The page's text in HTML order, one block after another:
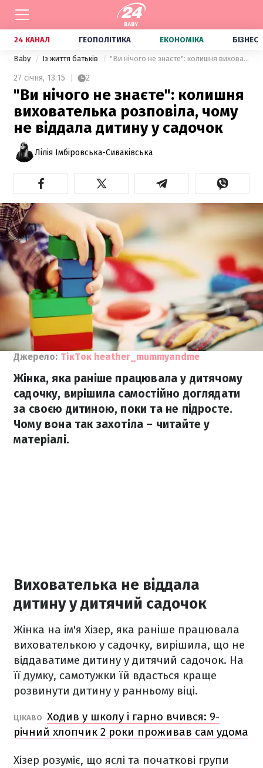
24 КАНАЛ ГЕОПОЛІТИКА ЕКОНОМІКА БІЗНЕС
Baby Із життя батьків "Ви нічого не знаєте": колишня вихователька розповіла, чому не віддала дитину у садочок
27 січня, 13:15 2
"Ви нічого не знаєте": колишня
вихователька розповіла, чому
не віддала дитину у садочок
Лілія Імбіровська-Сиваківська
Джерело: ТікТок heather_mummyandme
Жінка, яка раніше працювала у дитячому
садочку, вирішила самостійно доглядати
за своєю дитиною, поки та не підросте.
Чому вона так захотіла – читайте у
матеріалі.
Вихователька не віддала
дитину у дитячий садочок
Жінка на ім'я Хізер, яка раніше працювала
вихователькою у садочку, вирішила, що не
віддаватиме дитину у дитячий садочок. На
її думку, самотужки їй вдасться краще
розвинути дитину у ранньому віці.
ЦІКАВО Ходив у школу і гарно вчився: 9-
річний хлопчик 2 роки проживав сам удома
Хізер розуміє, що яслі та початкові групи